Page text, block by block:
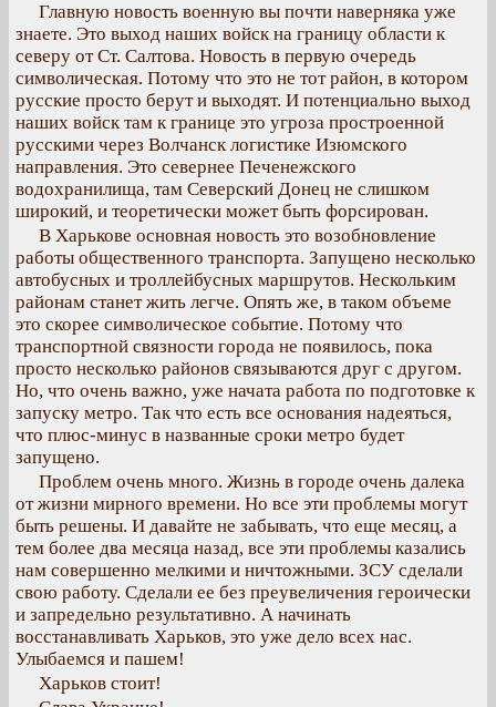
Главную новость военную вы почти наверняка уже
знаете. Это выход наших войск на границу области к
северу от Ст. Салтова. Новость в первую очередь
символическая. Потому что это не тот район, в котором
русские просто берут и выходят. И потенциально выход
наших войск там к границе это угроза простроенной
русскими через Волчанск логистике Изюмского
направления. Это севернее Печенежского
водохранилища, там Северский Донец не слишком
широкий, и теоретически может быть форсирован.
В Харькове основная новость это возобновление
работы общественного транспорта. Запущено несколько
автобусных и троллейбусных маршрутов. Нескольким
районам станет жить легче. Опять же, в таком объеме
это скорее символическое событие. Потому что
транспортной связности города не появилось, пока
просто несколько районов связываются друг с другом.
Но, что очень важно, уже начата работа по подготовке к
запуску метро. Так что есть все основания надеяться,
что плюс-минус в названные сроки метро будет
запущено.
Проблем очень много. Жизнь в городе очень далека
от жизни мирного времени. Но все эти проблемы могут
быть решены. И давайте не забывать, что еще месяц, а
тем более два месяца назад, все эти проблемы казались
нам совершенно мелкими и ничтожными. ЗСУ сделали
свою работу. Сделали ее без преувеличения героически
и запредельно результативно. А начинать
восстанавливать Харьков, это уже дело всех нас.
Улыбаемся и пашем!
Харьков стоит!